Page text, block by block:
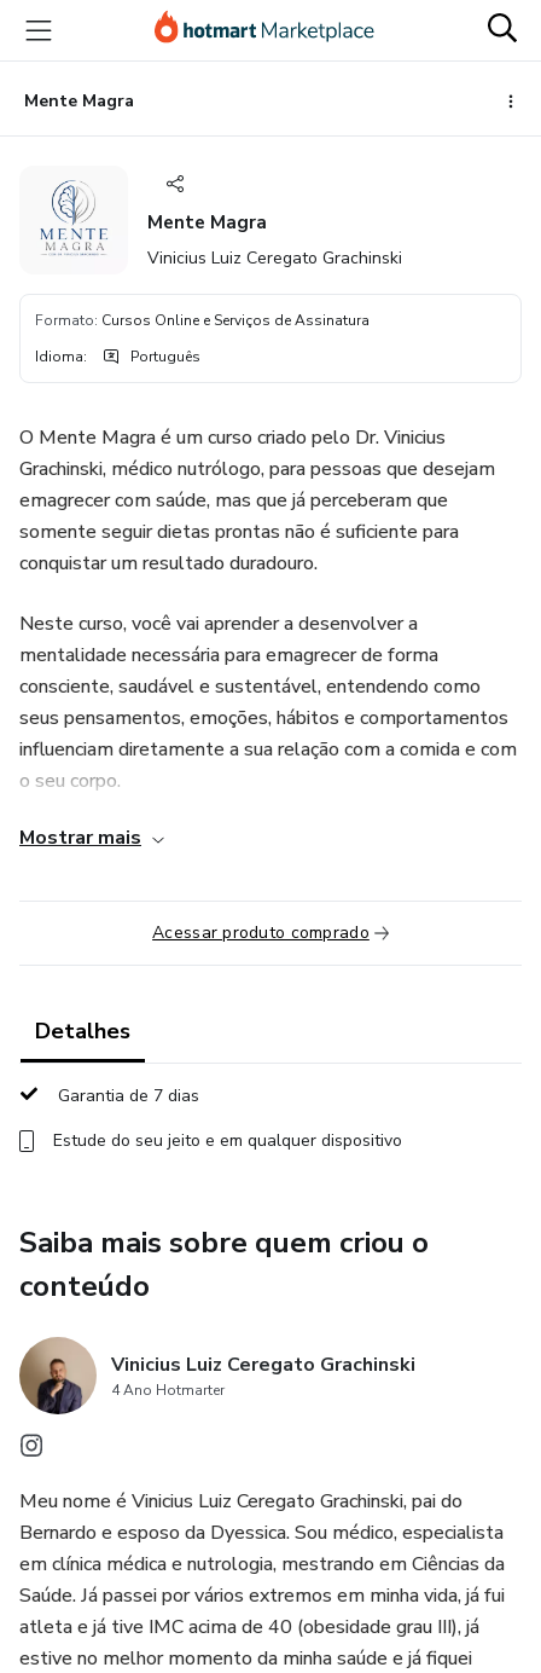
para
conteúdo
principal
para
pagamento
para
rodapé
Mente Magra
Mente Magra
Vinicius Luiz Ceregato Grachinski
Formato: Cursos Online e Serviços de Assinatura
Idioma: Português
O Mente Magra é um curso criado pelo Dr. Vinicius
Grachinski, médico nutrólogo, para pessoas que desejam
emagrecer com saúde, mas que já perceberam que
somente seguir dietas prontas não é suficiente para
conquistar um resultado duradouro.
Neste curso, você vai aprender a desenvolver a
mentalidade necessária para emagrecer de forma
consciente, saudável e sustentável, entendendo como
seus pensamentos, emoções, hábitos e comportamentos
influenciam diretamente a sua relação com a comida e com
o seu corpo.
Ao longo das aulas, o Dr. Vinicius vai mostrar como sair do
ajudando você a construir uma nova forma de pensar e agir
diante da alimentação, da rotina, da fome emocional e das
escolhas do dia a dia.
Mais do que perder peso, o objetivo do Mente Magra é
ensinar você a pensar como uma pessoa magra, saudável e
no controle, para que o emagrecimento deixe de ser uma
principalmente, continuar magro de forma leve, consciente
e sustentável.
Mostrar mais
Acessar produto comprado
Detalhes
Garantia de 7 dias
Estude do seu jeito e em qualquer dispositivo
Saiba mais sobre quem criou o
conteúdo
Vinicius Luiz Ceregato Grachinski
4 Ano Hotmarter
Meu nome é Vinicius Luiz Ceregato Grachinski, pai do
Bernardo e esposo da Dyessica. Sou médico, especialista
em clínica médica e nutrologia, mestrando em Ciências da
Saúde. Já passei por vários extremos em minha vida, já fui
atleta e já tive IMC acima de 40 (obesidade grau III), já
estive no melhor momento da minha saúde e já fiquei